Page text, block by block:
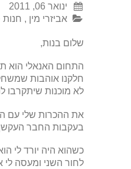
ינואר 06, 2011
אביזרי מין ,
שלום בנות,
התחום האנאלי הוא
חלקנו אוהבות
לא מוכנות שיתקרבו
בעקבות החבר
כשהוא היה יורד לי
לחור השני ומעסה